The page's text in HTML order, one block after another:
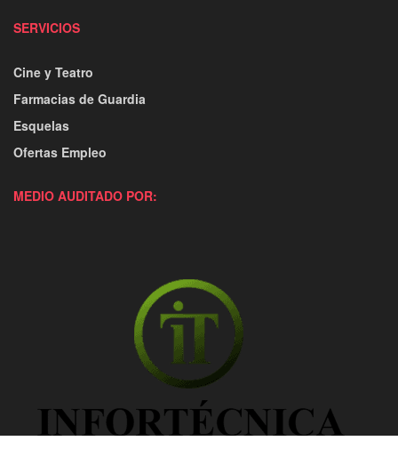
SERVICIOS
Cine y Teatro
Farmacias de Guardia
Esquelas
Ofertas Empleo
MEDIO AUDITADO POR: